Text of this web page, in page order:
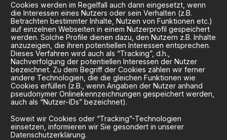
Cookies werden im Regelfall auch dann eingesetzt, wenn
die Interessen eines Nutzers oder sein Verhalten (z.B.
Betrachten bestimmter Inhalte, Nutzen von Funktionen etc.)
auf einzelnen Webseiten in einem Nutzerprofil gespeichert
werden. Solche Profile dienen dazu, den Nutzern z.B. Inhalte
anzuzeigen, die ihren potentiellen Interessen entsprechen.
Dieses Verfahren wird auch als “Tracking”, d.h.,
Nachverfolgung der potentiellen Interessen der Nutzer
bezeichnet. Zu dem Begriff der Cookies zählen wir ferner
andere Technologien, die die gleichen Funktionen wie
Cookies erfüllen (z.B., wenn Angaben der Nutzer anhand
pseudonymer Onlinekennzeichnungen gespeichert werden,
auch als “Nutzer-IDs” bezeichnet).
Soweit wir Cookies oder “Tracking”-Technologien
einsetzen, informieren wir Sie gesondert in unserer
Datenschutzerklärung.